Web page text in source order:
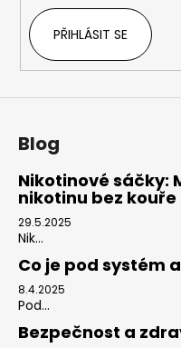
PŘIHLÁSIT SE
Blog
Nikotinové sáčky:
nikotinu bez kouře
29.5.2025
Nik...
Co je pod systém
8.4.2025
Pod...
Bezpečnost a